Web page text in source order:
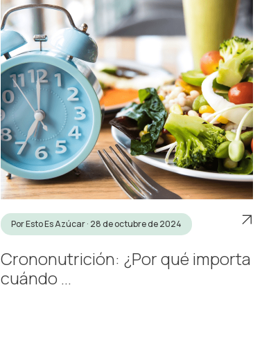
Por Esto Es Azúcar · 28 de octubre de 2024
Crononutrición: ¿Por qué importa
cuándo ...